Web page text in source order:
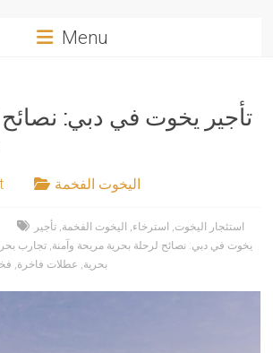
Menu
تأجير يخوت في دبي: نصائح
اليخوت الفخمة
استئجار اليخوت, استرخاء, اليخوت الفخمة, تأجير
يخوت في دبي: نصائح لرحلة بحرية مريحة وآمنة, تجارب
بحرية, عطلات فاخرة,